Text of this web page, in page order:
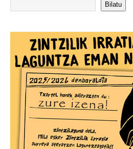
Bilatu